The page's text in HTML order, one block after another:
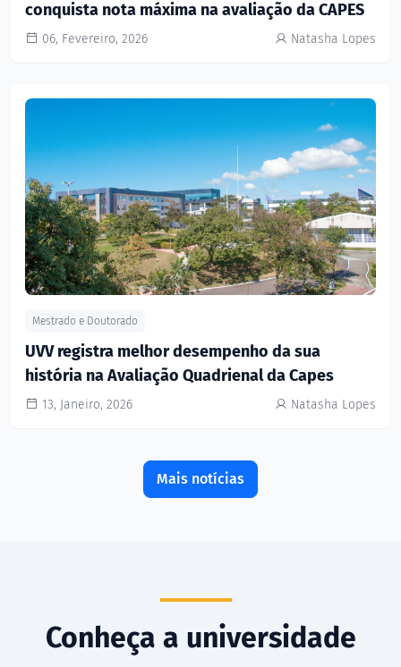
conquista nota máxima na avaliação da CAPES
06, Fevereiro, 2026 Natasha Lopes
Mestrado e Doutorado
UVV registra melhor desempenho da sua
história na Avaliação Quadrienal da Capes
13, Janeiro, 2026 Natasha Lopes
Mais notícias
Conheça a universidade